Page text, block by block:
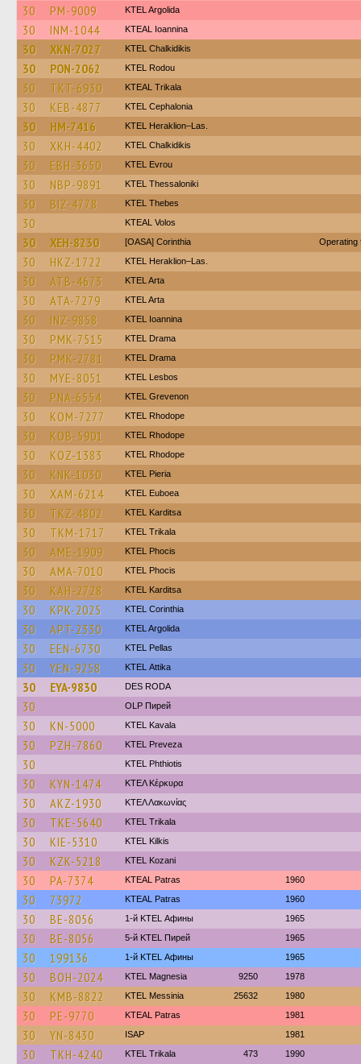
30 PM-9009 KTEL Argolida
30 INM-1044 KTEAL Ioannina
30 XKN-7027 ΚΤΕL Chalkidikis
30 PON-2062 ΚΤΕL Rodou
30 TKT-6930 KTEAL Trikala
30 KEB-4877 KTEL Cephalonia
30 HM-7416 KTEL Heraklion–Las.
30 XKH-4402 ΚΤΕL Chalkidikis
30 EBH-3650 KTEL Evrou
30 NBP-9891 KTEL Thessaloniki
30 BIZ-4778 KTEL Thebes
30 KTEAL Volos
30 XEH-8230 [OASA] Corinthia
30 HKZ-1722 KTEL Heraklion–Las.
30 ATB-4673 KTEL Arta
30 ATA-7279 KTEL Arta
30 INZ-9858 KTEL Ioannina
30 PMK-7515 KTEL Drama
30 PMK-2781 KTEL Drama
30 MYE-8051 KTEL Lesbos
30 PNA-6554 ΚΤΕL Grevenon
30 KOM-7277 KTEL Rhodope
30 KOB-5901 KTEL Rhodope
30 KOZ-1383 KTEL Rhodope
30 KNK-1030 KTEL Pieria
30 XAM-6214 ΚΤΕL Euboea
30 TKZ-4802 ΚΤΕL Karditsa
30 TKM-1717 ΚΤΕL Τrikala
30 AME-1909 ΚΤΕL Phocis
30 AMA-7010 ΚΤΕL Phocis
30 KAH-2728 ΚΤΕL Karditsa
30 KPK-2025 KTEL Corinthia
30 APT-2330 KTEL Argolida
30 EEN-6730 KTEL Pellas
30 YEN-9258 KΤΕL Αttika
30 EYA-9830 DES RODA
30 OLP Пирей
30 KN-5000 KTEL Kavala
30 PZH-7860 KTEL Preveza
30 ΚΤΕL Phthiotis
30 KYN-1474 ΚΤΕΛ Κέρκυρα
30 AKZ-1930 ΚΤΕΛ Λακωνίας
30 TKE-5640 ΚΤΕL Τrikala
30 KIE-5310 KTEL Kilkis
30 KZK-5218 ΚΤΕL Kozani
30 PA-7374 KTEAL Patras 1960
30 73972 KTEAL Patras 1960
30 BE-8056 1-й KTEL Афины 1965
30 BE-8056 5-й KTEL Пирей 1965
30 199136 1-й KTEL Афины 1965
30 BOH-2024 ΚΤΕL Magnesia 9250 1978
30 KMB-8822 KTEL Messinia 25632 1980
30 PE-9770 KTEAL Patras 1981
30 YN-8430 ISAP 1981
30 TKH-4240 ΚΤΕL Τrikala 473 1990